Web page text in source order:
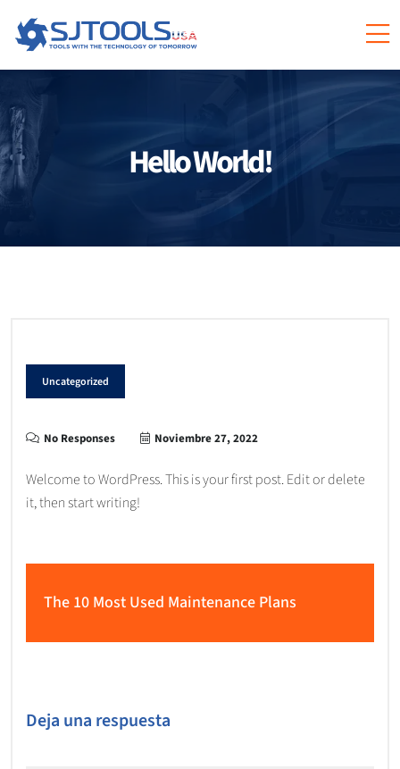
Hello World!
Uncategorized
No Responses Noviembre 27, 2022
Welcome to WordPress. This is your first post. Edit or delete
it, then start writing!
The 10 Most Used Maintenance Plans
Deja una respuesta